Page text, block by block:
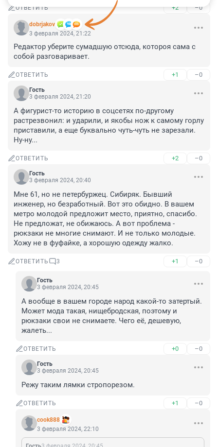
ОТВЕТИТЬ +2 –0
dobrjakov
3 февраля 2024, 21:22
Редактор уберите сумадшую отсюда, котороя сама с
собой разговаривает.
ОТВЕТИТЬ +1 –0
Гость
3 февраля 2024, 21:20
А фигурист-то историю в соцсетях по-другому
растрезвонил: и ударили, и якобы нож к самому горлу
приставили, а еще буквально чуть-чуть не зарезали.
Ну-ну...
ОТВЕТИТЬ +2 –0
Гость
3 февраля 2024, 20:40
Мне 61, но не петербуржец. Сибиряк. Бывший
инженер, но безработный. Вот это обидно. В вашем
метро молодой предложит место, приятно, спасибо.
Не предложат, не обижаюсь. А вот проблема -
рюкзаки не многие снимают. И не только молодые.
Хожу не в фуфайке, а хорошую одежду жалко.
ОТВЕТИТЬ 3 +1 –0
Гость
3 февраля 2024, 20:45
А вообще в вашем городе народ какой-то затертый.
Может мода такая, нищебродская, поэтому и
рюкзаки свои не снимаете. Чего её, дешевую,
жалеть...
ОТВЕТИТЬ +0 –0
Гость
3 февраля 2024, 20:45
Режу таким лямки стропорезом.
ОТВЕТИТЬ +1 –0
cook888
3 февраля 2024, 22:10